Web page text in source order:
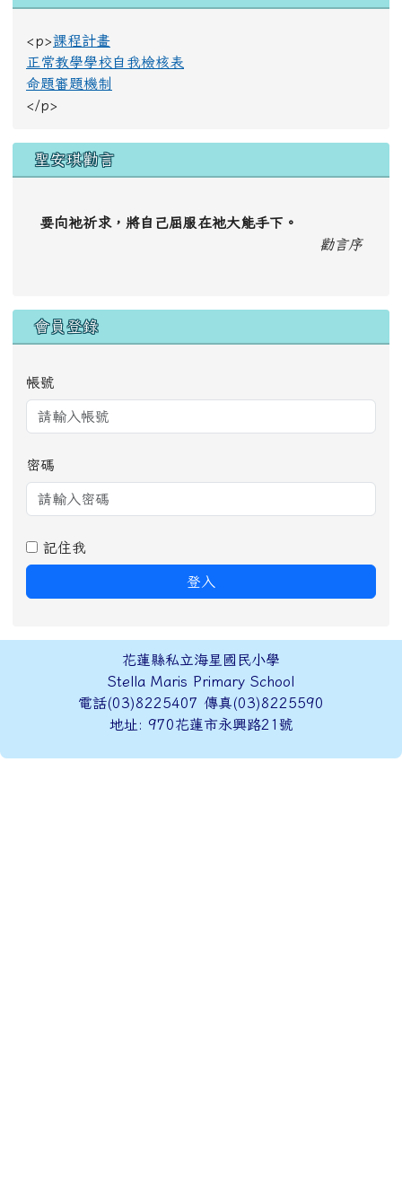
<p>課程計畫
正常教學學校自我檢核表
命題審題機制
</p>
聖安琪勸言
要向祂祈求，將自己屈服在祂大能手下。
勸言序
會員登錄
帳號
密碼
記住我
登入
頁尾區域內容花蓮縣私立海星國民小學
Stella Maris Primary School
電話(03)8225407 傳真(03)8225590
地址: 970花蓮市永興路21號